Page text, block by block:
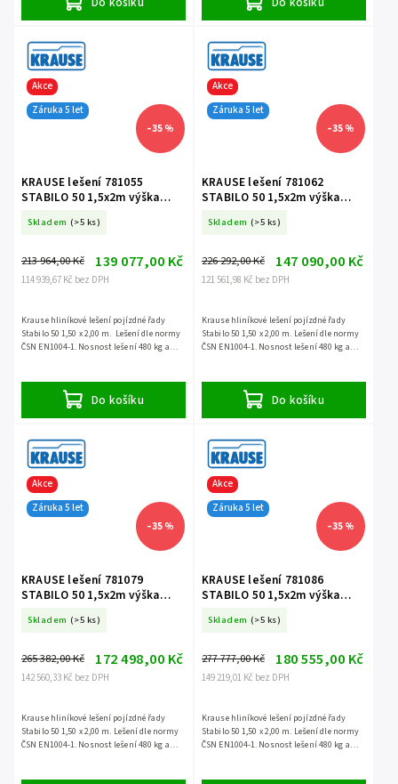
Akce
Záruka 5 let
–35 %
KRAUSE lešení 781055
STABILO 50 1,5x2m výška
Skladem (>5 ks)
114 939,67 Kč bez DPH
213 964,00 Kč 139 077,00 Kč
Do košíku
Krause hliníkové lešení pojízdné řady
Stabilo 50 1,50 x 2,00 m. Lešení dle normy
ČSN EN1004-1. Nosnost lešení 480 kg a
Akce
Záruka 5 let
–35 %
KRAUSE lešení 781062
STABILO 50 1,5x2m výška
Skladem (>5 ks)
121 561,98 Kč bez DPH
226 292,00 Kč 147 090,00 Kč
Do košíku
Krause hliníkové lešení pojízdné řady
Stabilo 50 1,50 x 2,00 m. Lešení dle normy
ČSN EN1004-1. Nosnost lešení 480 kg a
Akce
Záruka 5 let
–35 %
KRAUSE lešení 781079
STABILO 50 1,5x2m výška
Skladem (>5 ks)
142 560,33 Kč bez DPH
265 382,00 Kč 172 498,00 Kč
Krause hliníkové lešení pojízdné řady
Stabilo 50 1,50 x 2,00 m. Lešení dle normy
ČSN EN1004-1. Nosnost lešení 480 kg a
Akce
Záruka 5 let
–35 %
KRAUSE lešení 781086
STABILO 50 1,5x2m výška
Skladem (>5 ks)
149 219,01 Kč bez DPH
277 777,00 Kč 180 555,00 Kč
Krause hliníkové lešení pojízdné řady
Stabilo 50 1,50 x 2,00 m. Lešení dle normy
ČSN EN1004-1. Nosnost lešení 480 kg a